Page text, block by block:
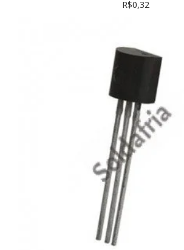
para obter informações detalhadas sobre
o funcionamento correto e seguro do seu
oferece acesso aos datasheets dos
Exemplos de Transistores BF
R$0,32